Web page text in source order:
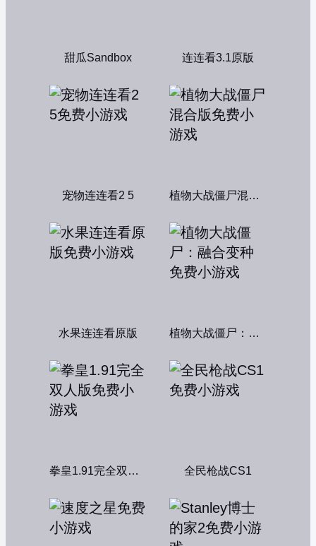
甜瓜Sandbox 连连看3.1原版
宠物连连看2 5 植物大战僵尸混合版
水果连连看原版 植物大战僵尸：融合变种
拳皇1.91完全双人版 全民枪战CS1